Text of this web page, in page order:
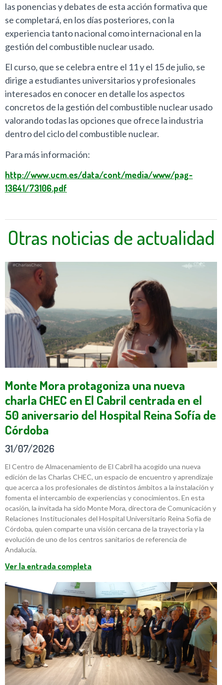
las ponencias y debates de esta acción formativa que
se completará, en los días posteriores, con la
experiencia tanto nacional como internacional en la
gestión del combustible nuclear usado.
El curso, que se celebra entre el 11 y el 15 de julio, se
dirige a estudiantes universitarios y profesionales
interesados en conocer en detalle los aspectos
concretos de la gestión del combustible nuclear usado
valorando todas las opciones que ofrece la industria
dentro del ciclo del combustible nuclear.
Para más información:
http://www.ucm.es/data/cont/media/www/pag-
13641/73106.pdf
Otras noticias de actualidad
Monte Mora protagoniza una nueva
charla CHEC en El Cabril centrada en el
50 aniversario del Hospital Reina Sofía de
Córdoba
31/07/2026
El Centro de Almacenamiento de El Cabril ha acogido una nueva
edición de las Charlas CHEC, un espacio de encuentro y aprendizaje
que acerca a los profesionales de distintos ámbitos a la instalación y
fomenta el intercambio de experiencias y conocimientos. En esta
ocasión, la invitada ha sido Monte Mora, directora de Comunicación y
Relaciones Institucionales del Hospital Universitario Reina Sofía de
Córdoba, quien comparte una visión cercana de la trayectoria y la
evolución de uno de los centros sanitarios de referencia de
Andalucía.
Ver la entrada completa